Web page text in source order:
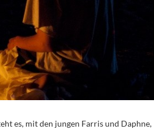
es, mit den jungen Farris und Daphne,